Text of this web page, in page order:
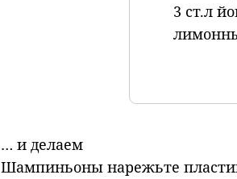
3 ст.л
… и делаем
Шампиньоны нарежьте